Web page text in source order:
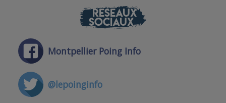
RÉSEAUX
SOCIAUX
Montpellier Poing Info
@lepoinginfo